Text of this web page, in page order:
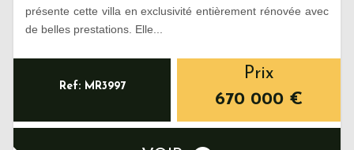
présente cette villa en exclusivité entièrement rénovée avec
de belles prestations. Elle...
Ref: MR3997
Prix
670 000 €